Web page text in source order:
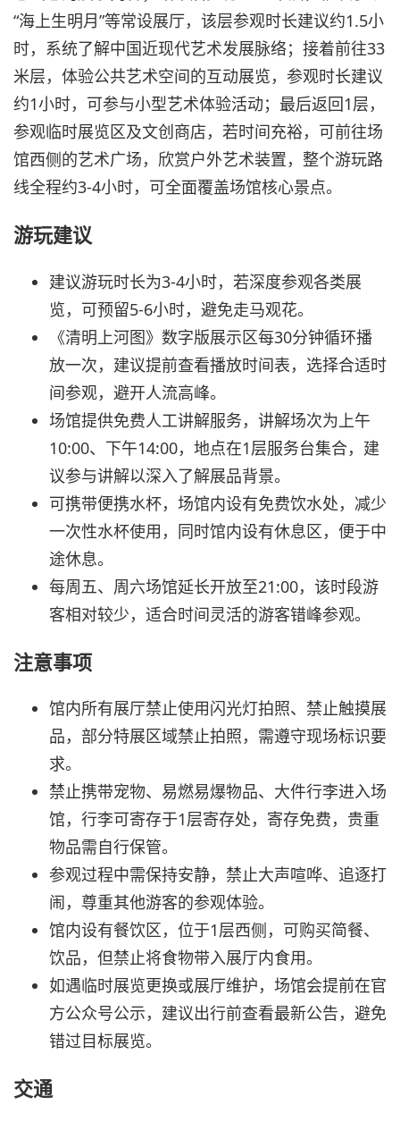
“海上生明月”等常设展厅，该层参观时长建议约1.5小
时，系统了解中国近现代艺术发展脉络；接着前往33
米层，体验公共艺术空间的互动展览，参观时长建议
约1小时，可参与小型艺术体验活动；最后返回1层，
参观临时展览区及文创商店，若时间充裕，可前往场
馆西侧的艺术广场，欣赏户外艺术装置，整个游玩路
线全程约3-4小时，可全面覆盖场馆核心景点。
游玩建议
建议游玩时长为3-4小时，若深度参观各类展
览，可预留5-6小时，避免走马观花。
《清明上河图》数字版展示区每30分钟循环播
放一次，建议提前查看播放时间表，选择合适时
间参观，避开人流高峰。
场馆提供免费人工讲解服务，讲解场次为上午
10:00、下午14:00，地点在1层服务台集合，建
议参与讲解以深入了解展品背景。
可携带便携水杯，场馆内设有免费饮水处，减少
一次性水杯使用，同时馆内设有休息区，便于中
途休息。
每周五、周六场馆延长开放至21:00，该时段游
客相对较少，适合时间灵活的游客错峰参观。
注意事项
馆内所有展厅禁止使用闪光灯拍照、禁止触摸展
品，部分特展区域禁止拍照，需遵守现场标识要
求。
禁止携带宠物、易燃易爆物品、大件行李进入场
馆，行李可寄存于1层寄存处，寄存免费，贵重
物品需自行保管。
参观过程中需保持安静，禁止大声喧哗、追逐打
闹，尊重其他游客的参观体验。
馆内设有餐饮区，位于1层西侧，可购买简餐、
饮品，但禁止将食物带入展厅内食用。
如遇临时展览更换或展厅维护，场馆会提前在官
方公众号公示，建议出行前查看最新公告，避免
错过目标展览。
交通